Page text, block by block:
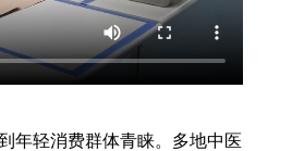
年轻消费群体青睐。多地中医